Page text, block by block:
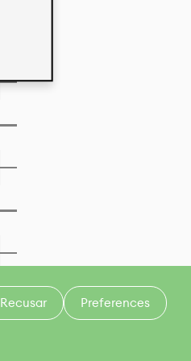
Recusar Preferences